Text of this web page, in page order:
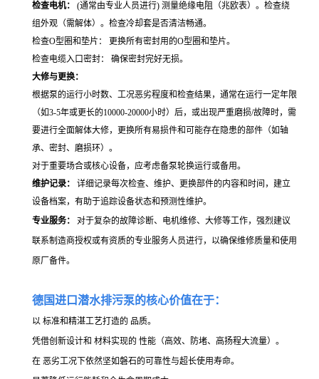
检查电机： (通常由专业人员进行) 测量绝缘电阻（兆欧表）。检查绕
组外观（需解体）。检查冷却套是否清洁畅通。
检查O型圈和垫片： 更换所有密封用的O型圈和垫片。
检查电缆入口密封： 确保密封完好无损。
大修与更换：
根据泵的运行小时数、工况恶劣程度和检查结果，通常在运行一定年限
（如3-5年或更长的10000-20000小时）后，或出现严重磨损/故障时，需
要进行全面解体大修，更换所有易损件和可能存在隐患的部件（如轴
承、密封、磨损环）。
对于重要场合或核心设备，应考虑备泵轮换运行或备用。
维护记录： 详细记录每次检查、维护、更换部件的内容和时间，建立
设备档案，有助于追踪设备状态和预测性维护。
专业服务： 对于复杂的故障诊断、电机维修、大修等工作，强烈建议
联系制造商授权或有资质的专业服务人员进行，以确保维修质量和使用
原厂备件。
德国进口潜水排污泵的核心价值在于：
以 标准和精湛工艺打造的 品质。
凭借创新设计和 材料实现的 性能（高效、防堵、高扬程大流量）。
在 恶劣工况下依然坚如磐石的可靠性与超长使用寿命。